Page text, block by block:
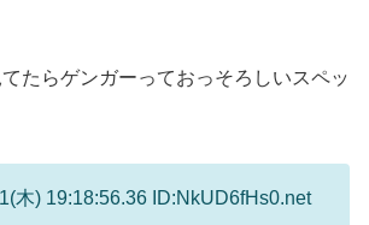
たらゲンガーっておっそろしいスペッ
木) 19:18:56.36 ID:NkUD6fHs0.net